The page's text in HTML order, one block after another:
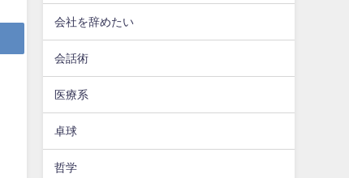
会社を辞めたい
会話術
医療系
卓球
哲学